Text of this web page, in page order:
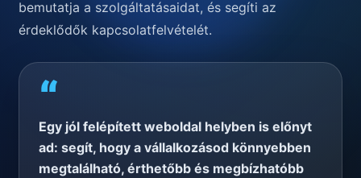
bemutatja a szolgáltatásaidat, és segíti az
érdeklődők kapcsolatfelvételét.
“
Egy jól felépített weboldal helyben is előnyt
ad: segít, hogy a vállalkozásod könnyebben
megtalálható, érthetőbb és megbízhatóbb